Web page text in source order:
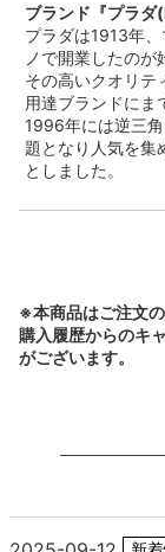
ブランド『プラダ
プラダは1913年
ノで開業したのが
その高いクオリテ
用達ブランドにま
1996年には逆三
題となり人気を集
としました。
※本商品はご注文
購入履歴からのキ
がございます。